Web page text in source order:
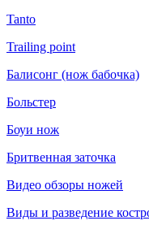
Tanto
Trailing point
Балисонг (нож бабочка)
Больстер
Боуи нож
Бритвенная заточка
Видео обзоры ножей
Виды и разведение